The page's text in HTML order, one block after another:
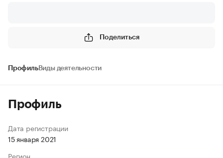
Поделиться
ПрофильВиды деятельности
Профиль
Дата регистрации
15 января 2021
Регион